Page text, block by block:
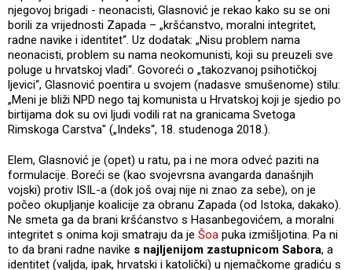
njegovoj brigadi - neonacisti, Glasnović je rekao kako su se oni
borili za vrijednosti Zapada – „kršćanstvo, moralni integritet,
radne navike i identitet“. Uz dodatak: „Nisu problem nama
neonacisti, problem su nama neokomunisti, koji su preuzeli sve
poluge u hrvatskoj vladi“. Govoreći o „takozvanoj psihotičkoj
ljevici“, Glasnović poentira u svojem (nadasve smušenome) stilu:
„Meni je bliži NPD nego taj komunista u Hrvatskoj koji je sjedio po
birtijama dok su ovi ljudi vodili rat na granicama Svetoga
Rimskoga Carstva" („Indeks“, 18. studenoga 2018.).
Elem, Glasnović je (opet) u ratu, pa i ne mora odveć paziti na
formulacije. Boreći se (kao svojevrsna avangarda današnjih
vojski) protiv ISIL-a (dok još ovaj nije ni znao za sebe), on je
počeo okupljanje koalicije za obranu Zapada (od Istoka, dakako).
Ne smeta ga da brani kršćanstvo s Hasanbegovićem, a moralni
integritet s onima koji smatraju da je Šoa puka izmišljotina. Pa ni
to da brani radne navike s najljenijom zastupnicom Sabora, a
identitet (valjda, ipak, hrvatski i katolički) u njemačkome gradiću s